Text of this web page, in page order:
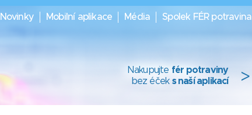
Novinky Mobilní aplikace Média Spolek FÉR potravina
Nakupujte fér potraviny
bez éček s naší aplikací >